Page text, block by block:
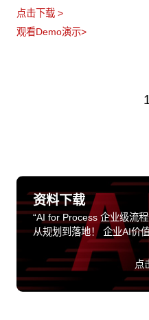
点击下载 >
观看Demo演示>
资料下载
“AI for Process 企业级流
从规划到落地！ 企业AI价
点